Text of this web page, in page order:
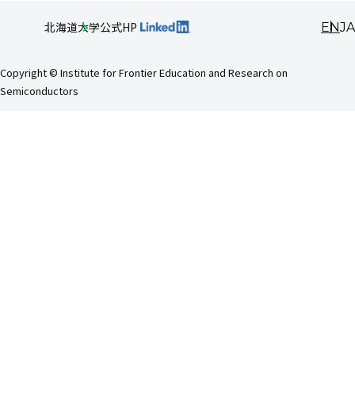
Copyright © Institute for Frontier Education and Research on
Semiconductors
北海道大学公式HP ENJA